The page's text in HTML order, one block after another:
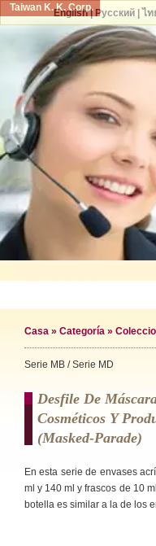
Taiwan K. K. Corp.
Casa » Categoría »
Serie MB / Serie MD
Desfile De
Cosméticos Y
(masked-Parade)
En esta serie de envases
ml y 140 ml y frascos de 10
botella es similar a la de los
English| Русский| ไท